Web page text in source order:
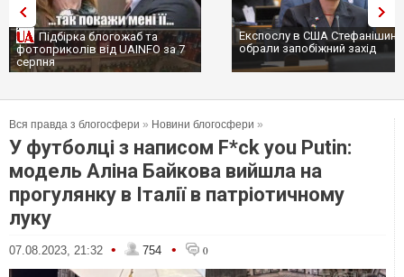
Підбірка блогожаб та
фотоприколів від UAINFO за 7
серпня
Експослу в США
обрали запобіжний захід
Вся правда з блогосфери » Новини блогосфери »
У футболці з написом F*ck you Putin:
модель Аліна Байкова вийшла на
прогулянку в Італії в патріотичному
луку
07.08.2023, 21:32 • 754 • 0